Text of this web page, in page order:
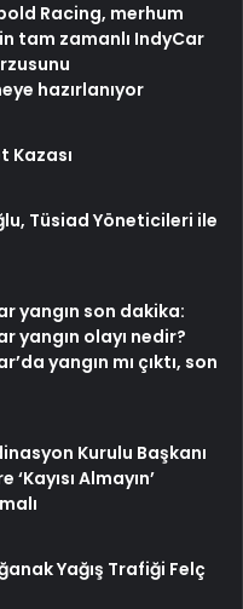
Racing, merhum
tam zamanlı IndyCar
hazırlanıyor
Tüsiad Yöneticileri ile
yangın son dakika:
yangın olayı nedir?
yangın mı çıktı, son
Kurulu Başkanı
Almayın’
Yağış Trafiği Felç